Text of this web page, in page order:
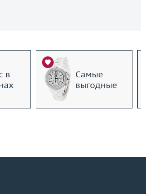
в
Самые
выгодные